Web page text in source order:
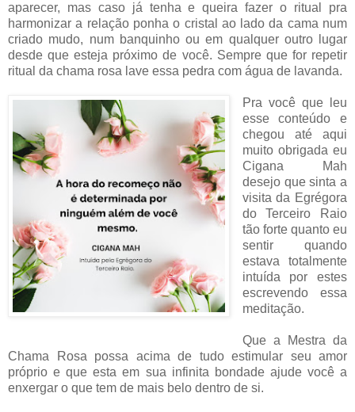
aparecer, mas caso já tenha e queira fazer o ritual pra
harmonizar a relação ponha o cristal ao lado da cama num
criado mudo, num banquinho ou em qualquer outro lugar
desde que esteja próximo de você. Sempre que for repetir
ritual da chama rosa lave essa pedra com água de lavanda.
Pra você que leu
esse conteúdo e
chegou até aqui
muito obrigada eu
Cigana Mah
desejo que sinta a
visita da Egrégora
do Terceiro Raio
tão forte quanto eu
sentir quando
estava totalmente
intuída por estes
escrevendo essa
meditação.
Que a Mestra da
Chama Rosa possa acima de tudo estimular seu amor
próprio e que esta em sua infinita bondade ajude você a
enxergar o que tem de mais belo dentro de si.